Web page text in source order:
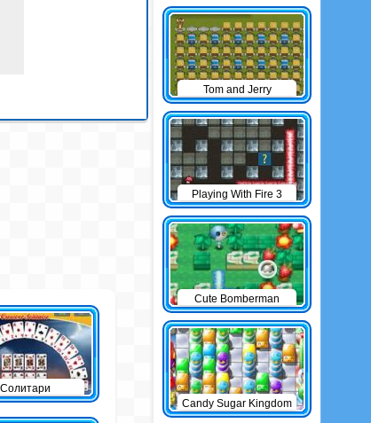
Солитари
Tom and Jerry
Bomberman
Playing With Fire 3
Cute Bomberman
Candy Sugar Kingdom